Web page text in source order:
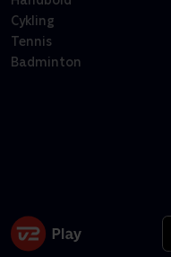
Cykling
Tennis
Badminton